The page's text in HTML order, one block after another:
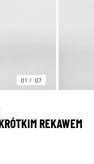
01 07
REKAWEM